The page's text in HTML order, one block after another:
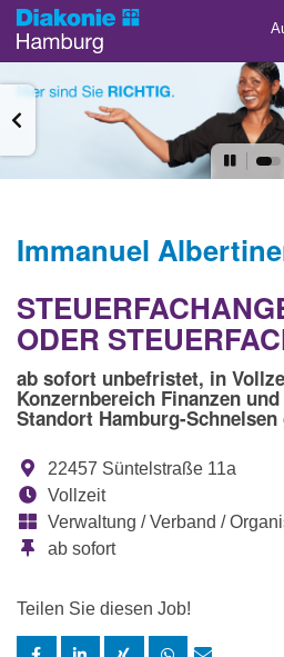
Immanuel
ODER
ab sofort unbefristet, in
Konzernbereich Finanzen
Standort Hamburg-Schnelsen
22457 Süntelstraße 11a
Vollzeit
Verwaltung / Verband /
ab sofort
Teilen Sie diesen Job!